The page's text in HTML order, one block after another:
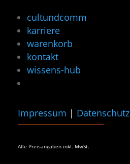
cultundcomm
karriere
warenkorb
kontakt
wissens-hub
Impressum | Datenschutz
Alle Preisangaben inkl. MwSt.